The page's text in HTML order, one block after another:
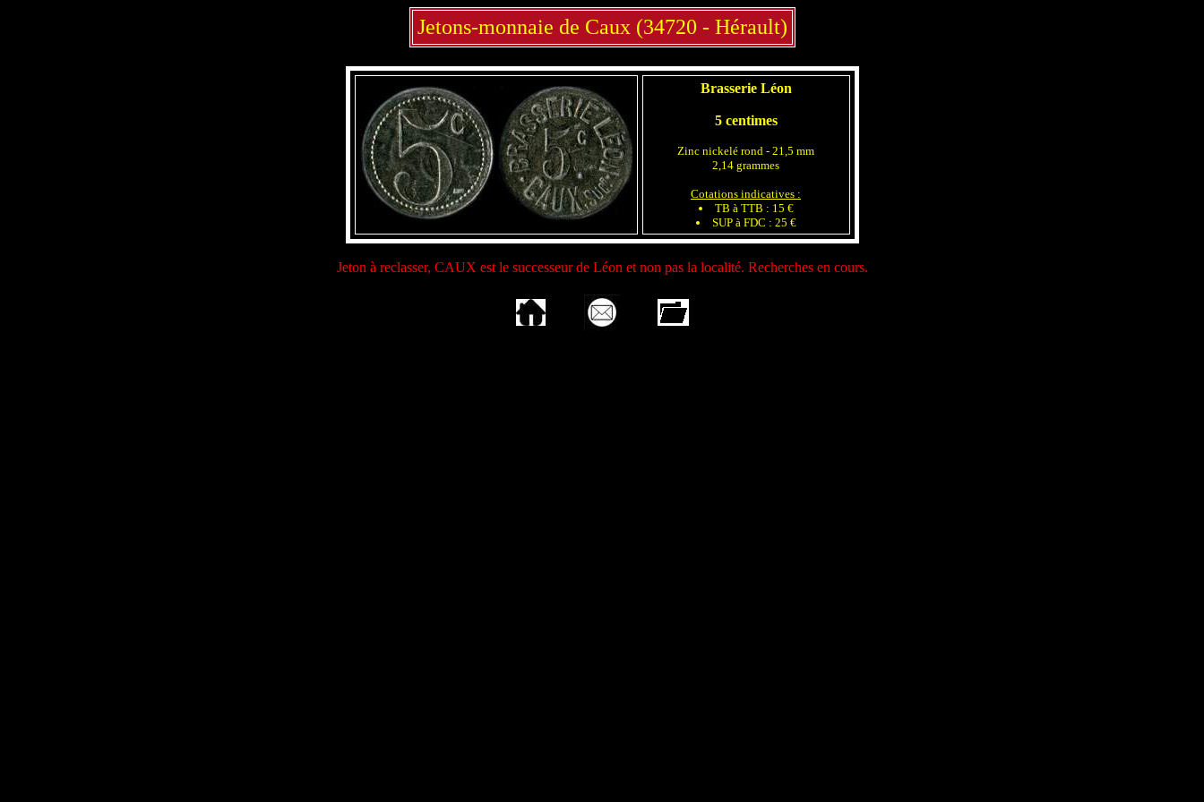
Jetons-monnaie de Caux (34720 - Hérault)
Brasserie Léon
5 centimes
Zinc nickelé rond - 21,5 mm
2,14 grammes
Cotations indicatives :
TB à TTB : 15 €
SUP à FDC : 25 €
Jeton à reclasser, CAUX est le successeur de Léon et non pas la localité. Recherches en cours.